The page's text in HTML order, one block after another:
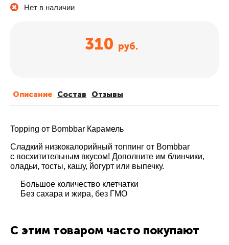
Нет в наличии
310 руб.
Описание Cостав Отзывы
Topping от Bombbar Карамель
Сладкий низкокалорийный топпинг от Bombbar
c восхитительным вкусом! Дополните им блинчики,
оладьи, тосты, кашу, йогурт или выпечку.
Большое количество клетчатки
Без сахара и жира, без ГМО
С этим товаром часто покупают